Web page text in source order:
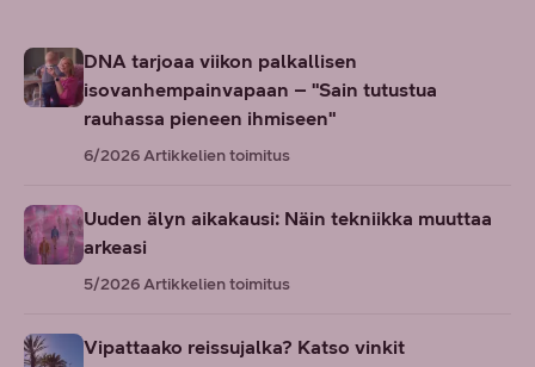
DNA tarjoaa viikon palkallisen
isovanhempainvapaan – "Sain tutustua
rauhassa pieneen ihmiseen"
6/2026Artikkelien toimitus
Uuden älyn aikakausi: Näin tekniikka muuttaa
arkeasi
5/2026Artikkelien toimitus
Vipattaako reissujalka? Katso vinkit